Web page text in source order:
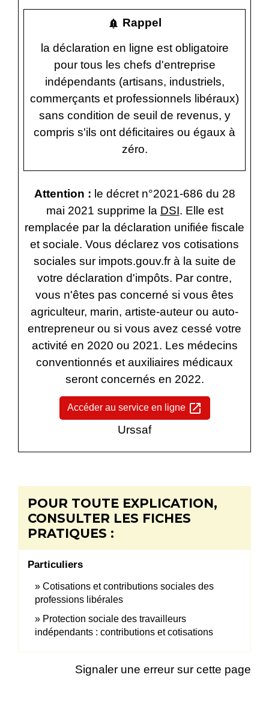
notification_important Rappel
la déclaration en ligne est obligatoire
pour tous les chefs d'entreprise
indépendants (artisans, industriels,
commerçants et professionnels libéraux)
sans condition de seuil de revenus, y
compris s'ils ont déficitaires ou égaux à
zéro.
Attention : le décret n°2021-686 du 28
mai 2021 supprime la DSI. Elle est
remplacée par la déclaration unifiée fiscale
et sociale. Vous déclarez vos cotisations
sociales sur impots.gouv.fr à la suite de
votre déclaration d'impôts. Par contre,
vous n'êtes pas concerné si vous êtes
agriculteur, marin, artiste-auteur ou auto-
entrepreneur ou si vous avez cessé votre
activité en 2020 ou 2021. Les médecins
conventionnés et auxiliaires médicaux
seront concernés en 2022.
Accéder au service en ligne open_in_new
Urssaf
POUR TOUTE EXPLICATION,
CONSULTER LES FICHES
PRATIQUES :
Particuliers
Cotisations et contributions sociales des
professions libérales
Protection sociale des travailleurs
indépendants : contributions et cotisations
Signaler une erreur sur cette page